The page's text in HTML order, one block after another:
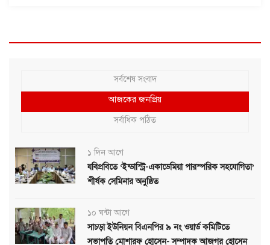
সর্বশেষ সংবাদ
আজকের জনপ্রিয়
সর্বাধিক পঠিত
১ দিন আগে
যবিপ্রবিতে ‘ইন্ডাস্ট্রি-একাডেমিয়া পারস্পরিক সহযোগিতা’
শীর্ষক সেমিনার অনুষ্ঠিত
১০ ঘন্টা আগে
সাচড়া ইউনিয়ন বিএনপির ৯ নং ওয়ার্ড কমিটিতে
সভাপতি মোশারফ হোসেন- সম্পাদক আজগর হোসেন